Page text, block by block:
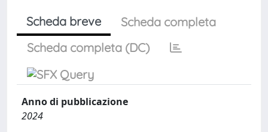
Scheda breve
Scheda completa
Scheda completa (DC)
Anno di pubblicazione
2024